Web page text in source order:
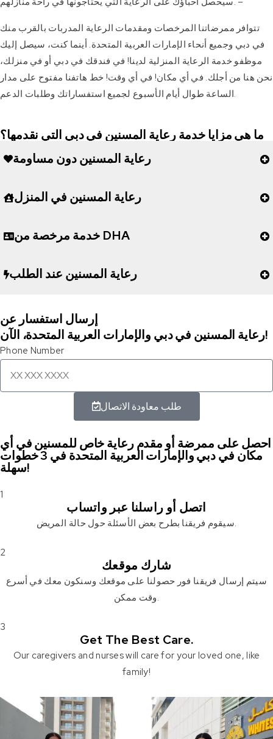
تتوافر ممرضاتنا المرخصات ومقدمات الرعاية المدربات بالقرب منك
في دبي وجميع أنحاء الإمارات العربية المتحدة. أينما كنت، سيصل إليك
موظفو خدمة الرعاية المنزلية لدينا! في فندقك في دبي أو في منزلك،
نحن هنا من أجلك. في أي مكان! في أي وقت! خط هاتفنا مفتوح على مدار
الساعة طوال أيام الأسبوع لجميع استفساراتك وطلبات الدعم.
ما هي مزايا خدمة رعاية المسنين في دبي التي نقدمها؟
رعاية المسنين دون مساومة
رعاية المسنين في المنزل
خدمة مرخصة من DHA
رعاية المسنين عند الطلب
إرسال استفسار عن
رعاية المسنين في دبي والإمارات العربية المتحدة، الآن!
Phone Number
طلب معاودة الاتصال
احصل على ممرضة أو مقدم رعاية خاص للمسنين في أي
مكان في دبي والإمارات العربية المتحدة في 3 خطوات
سهلة!
1
اتصل أو راسلنا عبر واتساب
سيقوم فريقنا بطرح بعض الأسئلة حول حالة المريض.
2
شارك موقعك
سيتم إرسال فريقنا فور حصولنا على موقعك وسنكون معك في أسرع
وقت ممكن.
3
Get The Best Care.
Our caregivers and nurses will care for your loved one, like
family!